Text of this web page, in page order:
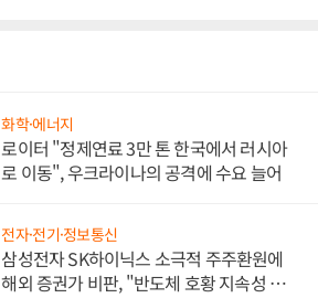
화학·에너지
로이터 "정제연료 3만 톤 한국에서 러시아
로 이동", 우크라이나의 공격에 수요 늘어
전자·전기·정보통신
삼성전자 SK하이닉스 소극적 주주환원에
해외 증권가 비판, "반도체 호황 지속성 의